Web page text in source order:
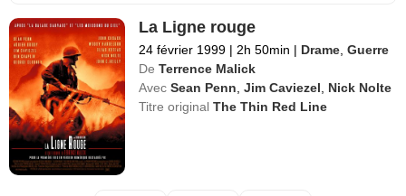
La Ligne rouge
24 février 1999 | 2h 50min | Drame,Guerre
De Terrence Malick
Avec Sean Penn,Jim Caviezel, Nick Nolte
Titre originalThe Thin Red Line